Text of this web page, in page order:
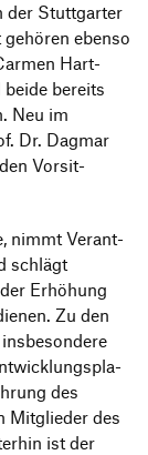
der Stutt­garter
ebenso
Hart­
bereits
Neu im
Dr. Dagmar
Vorsit­
nimmt Verant­
schlägt
Erhö­hung
Zu den
des
Mitglieder des
ist der